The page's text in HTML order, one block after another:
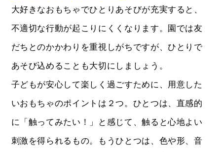
大好きなおもちゃでひとりあそびが充実すると、
不適切な行動が起こりにくくなります。園では友
だちとのかかわりを重視しがちですが、ひとりで
あそび込めることも大切にしましょう。
子どもが安心して楽しく過ごすために、用意した
いおもちゃのポイントは２つ。ひとつは、直感的
に「触ってみたい！」と感じて、触ると心地よい
刺激を得られるもの。もうひとつは、色や形、音